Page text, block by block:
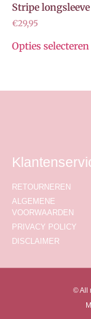
Stripe
€29,95
Opties selecteren
RETOURNEREN
ALGEMENE
VOORWAARDEN
PRIVACY POLICY
DISCLAIMER
© All